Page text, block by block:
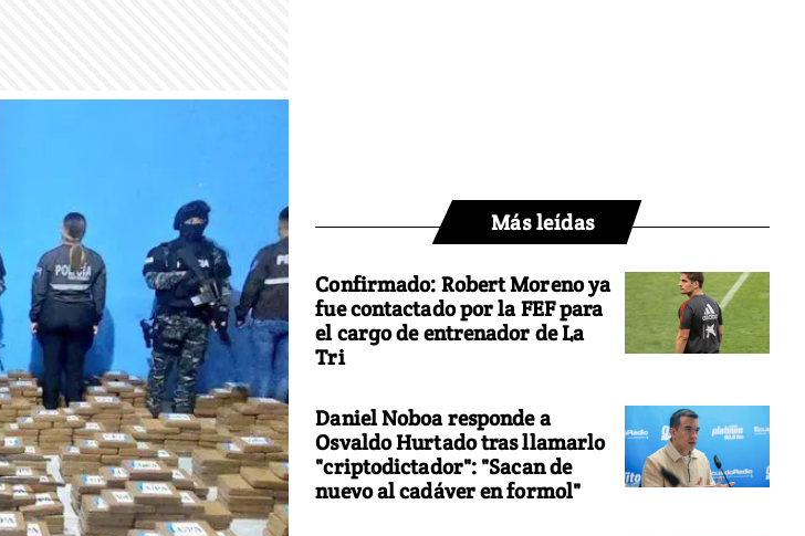
Más leídas
Confirmado: Robert Moreno ya
fue contactado por la FEF para
el cargo de entrenador de La
Tri
Daniel Noboa responde a
Osvaldo Hurtado tras llamarlo
"criptodictador": "Sacan de
nuevo al cadáver en formol"